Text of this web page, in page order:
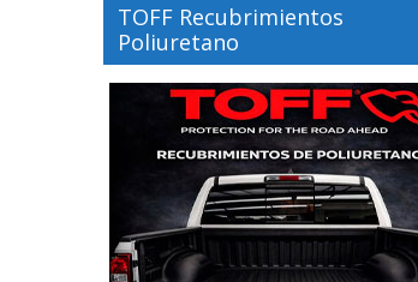
TOFF Recubrimientos
Poliuretano